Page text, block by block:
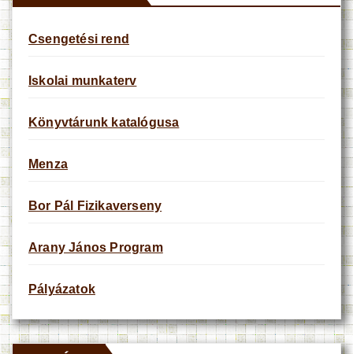
Csengetési rend
Iskolai munkaterv
Könyvtárunk katalógusa
Menza
Bor Pál Fizikaverseny
Arany János Program
Pályázatok